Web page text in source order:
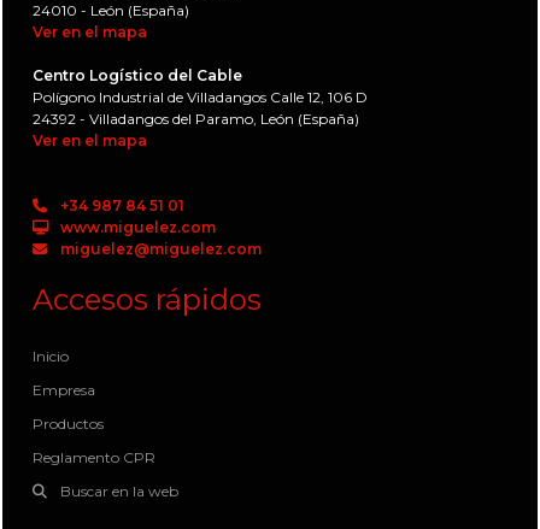
24010 - León (España)
Ver en el mapa
Centro Logístico del Cable
Polígono Industrial de Villadangos Calle 12, 106 D
24392 - Villadangos del Paramo, León (España)
Ver en el mapa
+34 987 84 51 01
www.miguelez.com
miguelez@miguelez.com
Accesos rápidos
Inicio
Empresa
Productos
Reglamento CPR
Buscar en la web